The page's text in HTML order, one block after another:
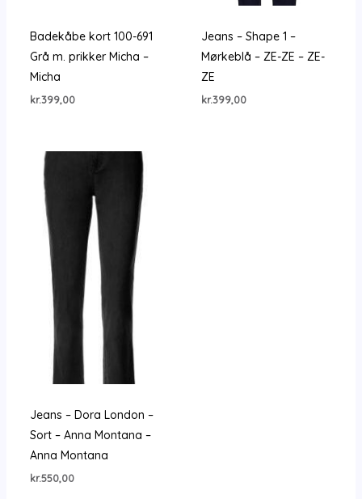
Badekåbe kort 100-691
Grå m. prikker Micha –
Micha
kr.399,00
Jeans – Shape 1 –
Mørkeblå – ZE-ZE – ZE-
ZE
kr.399,00
Jeans – Dora London –
Sort – Anna Montana –
Anna Montana
kr.550,00